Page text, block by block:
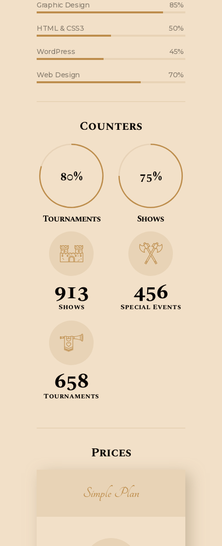
Graphic Design 85%
HTML & CSS3 50%
WordPress 45%
Web Design 70%
Counters
80%
Tournaments
75%
Shows
1067
Shows 456
Special Events
658
Tournaments
Prices
Simple Plan